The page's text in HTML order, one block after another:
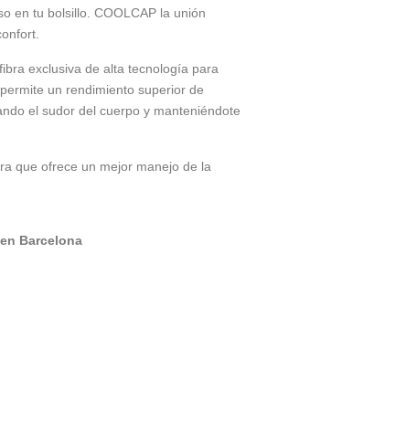
en tu bolsillo. COOLCAP la unión
exclusiva de alta tecnología para
un rendimiento superior de
el sudor del cuerpo y manteniéndote
que ofrece un mejor manejo de la
Barcelona